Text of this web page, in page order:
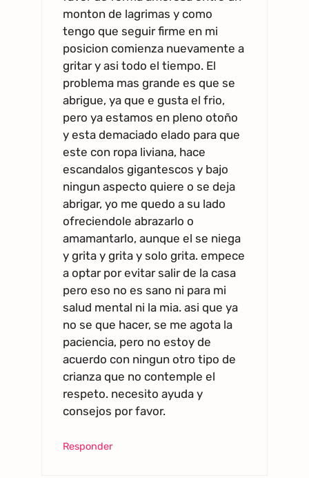
monton de lagrimas y como
tengo que seguir firme en mi
posicion comienza nuevamente a
gritar y asi todo el tiempo. El
problema mas grande es que se
abrigue, ya que e gusta el frio,
pero ya estamos en pleno otoño
y esta demaciado elado para que
este con ropa liviana, hace
escandalos gigantescos y bajo
ningun aspecto quiere o se deja
abrigar, yo me quedo a su lado
ofreciendole abrazarlo o
amamantarlo, aunque el se niega
y grita y grita y solo grita. empece
a optar por evitar salir de la casa
pero eso no es sano ni para mi
salud mental ni la mia. asi que ya
no se que hacer, se me agota la
paciencia, pero no estoy de
acuerdo con ningun otro tipo de
crianza que no contemple el
respeto. necesito ayuda y
consejos por favor.
Responder